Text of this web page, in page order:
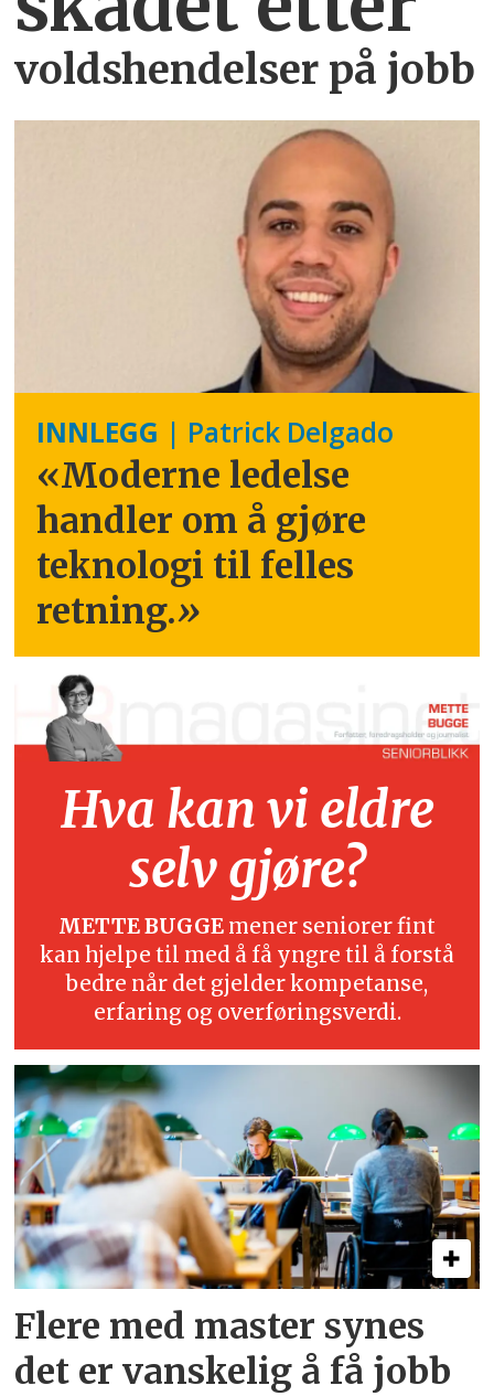
voldshendelser på jobb
INNLEGG | Patrick Delgado
«Moderne ledelse
handler om å gjøre
teknologi til felles
retning.»
Hva kan vi eldre
selv gjøre?
METTE BUGGE mener seniorer fint
kan hjelpe til med å få yngre til å forstå
bedre når det gjelder kompetanse,
erfaring og overføringsverdi.
Flere med master synes
det er vanskelig å få jobb